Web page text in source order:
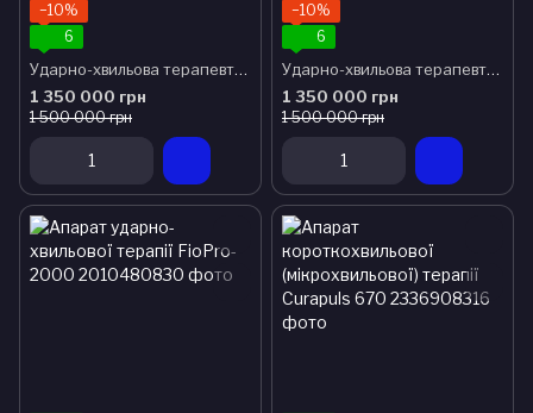
−10%
6
Ударно-хвильова терапевтична система для лікування еректильної дисфункції Modus Focus ED-SWT
1 350 000 грн
1 500 000 грн
−10%
6
Ударно-хвильова терапевтична система для лікування еректильної дисфункції MODUS Focus ED-SWT
1 350 000 грн
1 500 000 грн